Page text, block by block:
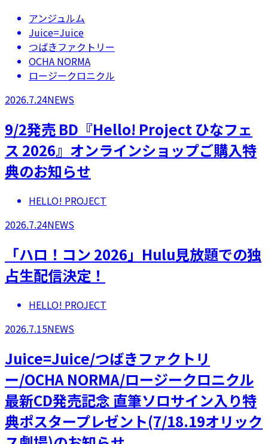
アンジュルム
Juice=Juice
つばきファクトリー
OCHA NORMA
ロージークロニクル
2026.7.24NEWS
9/2発売 BD『Hello! Project ひなフェ
ス 2026』オンラインショップご購入特
典のお知らせ
HELLO! PROJECT
2026.7.24NEWS
「ハロ！コン 2026」Hulu見放題での独
占生配信決定！
HELLO! PROJECT
2026.7.15NEWS
Juice=Juice/つばきファクトリ
ー/OCHA NORMA/ロージークロニクル
最新CD発売記念 直筆ソロサイン入り特
典ポスタープレゼント(7/18.19オリック